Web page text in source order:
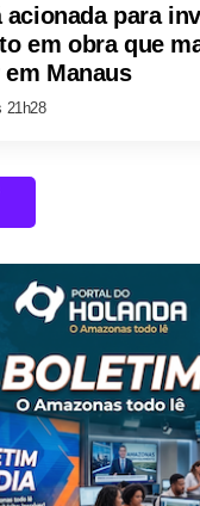
acionada para
em obra que
Manaus
21h28